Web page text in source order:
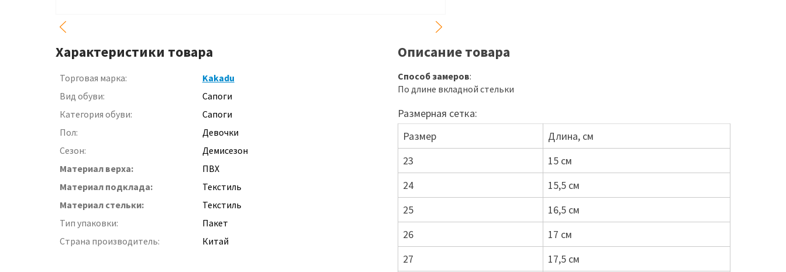
Характеристики товара
Торговая марка:
Kakadu
Вид обуви:
Сапоги
Категория обуви:
Сапоги
Пол:
Девочки
Сезон:
Демисезон
Материал верха:
ПВХ
Материал подклада:
Текстиль
Материал стельки:
Текстиль
Тип упаковки:
Пакет
Страна производитель:
Китай
Описание товара
Способ замеров:
По длине вкладной стельки
Размерная сетка:
Размер
Длина, см
23
15 см
24
15,5 см
25
16,5 см
26
17 см
27
17,5 см